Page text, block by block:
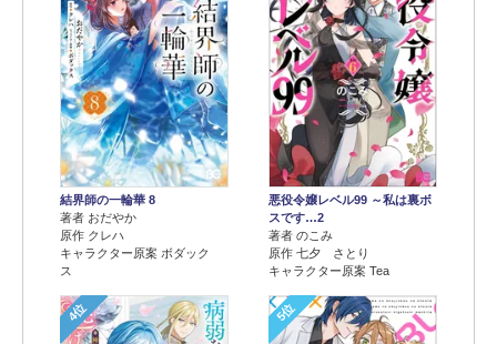
結界師の一輪華 8
著者 おだやか
原作 クレハ
キャラクター原案 ボダック
ス
悪役令嬢レベル99 ～私は裏ボ
スです…2
著者 のこみ
原作 七夕 さとり
キャラクター原案 Tea
4位 5位